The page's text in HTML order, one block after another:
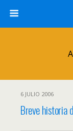
6 JULIO 2006
Breve historia